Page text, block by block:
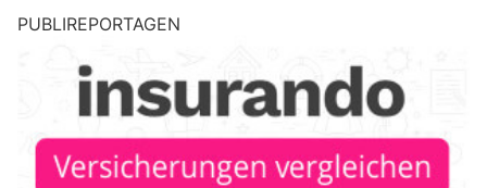
PUBLIREPORTAGEN